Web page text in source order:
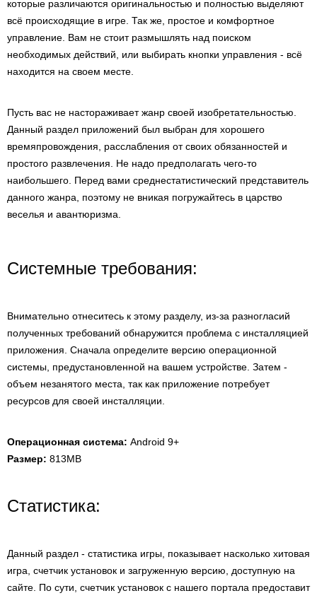
которые различаются оригинальностью и полностью выделяют
всё происходящие в игре. Так же, простое и комфортное
управление. Вам не стоит размышлять над поиском
необходимых действий, или выбирать кнопки управления - всё
находится на своем месте.
Пусть вас не настораживает жанр своей изобретательностью.
Данный раздел приложений был выбран для хорошего
времяпровождения, расслабления от своих обязанностей и
простого развлечения. Не надо предполагать чего-то
наибольшего. Перед вами среднестатистический представитель
данного жанра, поэтому не вникая погружайтесь в царство
веселья и авантюризма.
Системные требования:
Внимательно отнеситесь к этому разделу, из-за разногласий
полученных требований обнаружится проблема с инсталляцией
приложения. Сначала определите версию операционной
системы, предустановленной на вашем устройстве. Затем -
объем незанятого места, так как приложение потребует
ресурсов для своей инсталляции.
Операционная система: Android 9+
Размер: 813MB
Статистика:
Данный раздел - статистика игры, показывает насколько хитовая
игра, счетчик установок и загруженную версию, доступную на
сайте. По сути, счетчик установок с нашего портала предоставит